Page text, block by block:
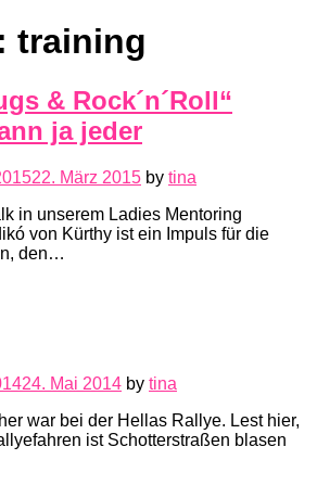
training
& Rock´n´Roll“
ja jeder
22. März 2015 by tina
in unserem Ladies Mentoring
von Kürthy ist ein Impuls für die
den…
24. Mai 2014 by tina
war bei der Hellas Rallye. Lest hier,
ist Schotterstraßen blasen